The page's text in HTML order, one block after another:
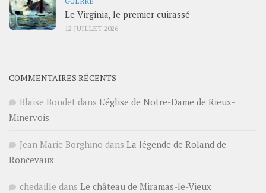
Le Virginia, le premier cuirassé
12 JUILLET 2026
COMMENTAIRES RÉCENTS
Blaise Boudet dans L’église de Notre-Dame de Rieux-
Minervois
Jean Marie Borghino dans La légende de Roland de
Roncevaux
chedaille dans Le château de Miramas-le-Vieux